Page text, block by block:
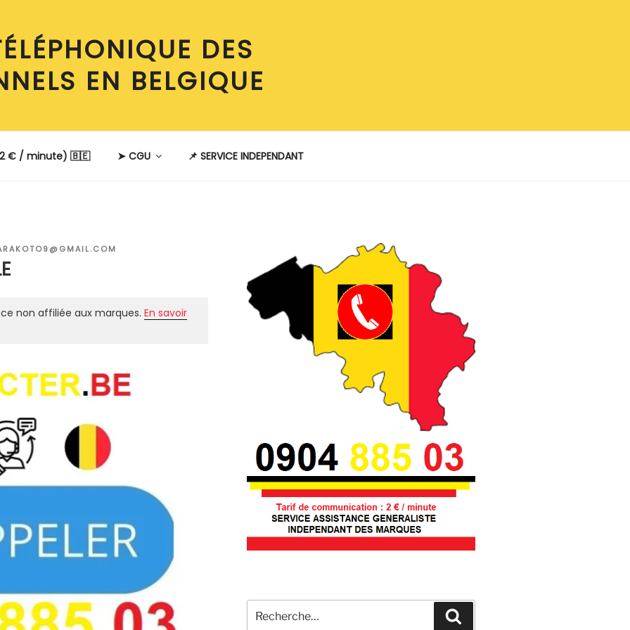
DES
EN BELGIQUE
€ / minute) 🇧🇪 ➤ CGU 📌 SERVICE INDEPENDANT
non affiliée aux marques. En savoir
pour